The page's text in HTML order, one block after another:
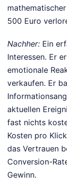
500 Euro
Nachher: Ein
Interessen. Er
emotionale
verkaufen. Er
aktuellen
fast nichts
Kosten pro
das Vertrauen
Conversion-
Gewinn.